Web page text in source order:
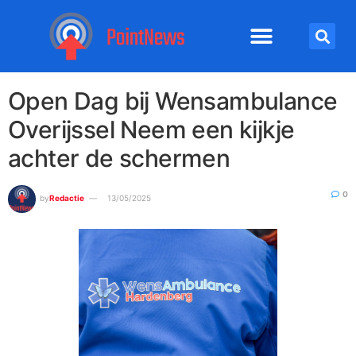
Open Dag bij Wensambulance
Overijssel Neem een kijkje
achter de schermen
byRedactie 13/05/2025 0